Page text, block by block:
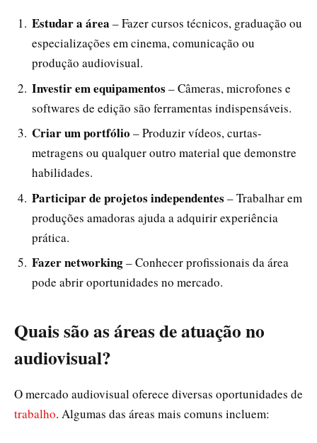
Estudar a área – Fazer cursos técnicos, graduação ou
especializações em cinema, comunicação ou
produção audiovisual.
Investir em equipamentos – Câmeras, microfones e
softwares de edição são ferramentas indispensáveis.
Criar um portfólio – Produzir vídeos, curtas-
metragens ou qualquer outro material que demonstre
habilidades.
Participar de projetos independentes – Trabalhar em
produções amadoras ajuda a adquirir experiência
prática.
Fazer networking– Conhecer profissionais da área
pode abrir oportunidades no mercado.
Quais são as áreas de atuação no
audiovisual?
O mercado audiovisual oferece diversas oportunidades de
trabalho. Algumas das áreas mais comuns incluem: